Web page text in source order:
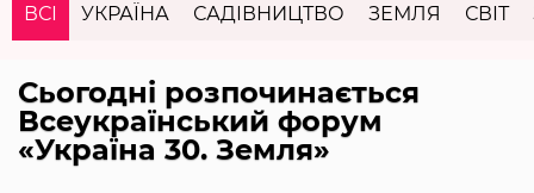
ВСІ УКРАЇНА САДІВНИЦТВО ЗЕМЛЯ СВІТ
Сьогодні розпочинається
Всеукраїнський форум
«Україна 30. Земля»